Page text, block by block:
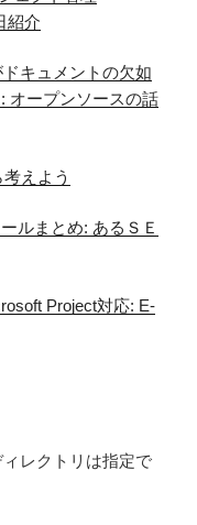
紹介
キュメントの欠如
オープンソースの話
えよう
ルまとめ: あるＳＥ
Project対応: E‐
レクトリは指定で